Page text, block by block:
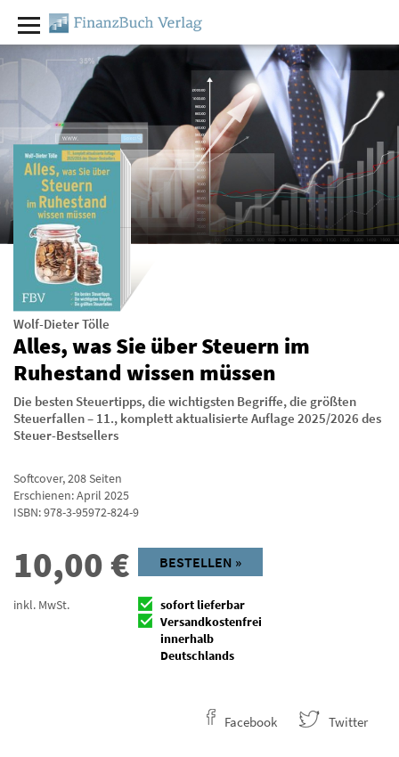
Wolf-Dieter Tölle
Alles, was Sie über Steuern im
Ruhestand wissen müssen
Die besten Steuertipps, die wichtigsten Begriffe, die größten
Steuerfallen – 11., komplett aktualisierte Auflage 2025/2026 des
Steuer-Bestsellers
Softcover,208Seiten
Erschienen: April 2025
ISBN:978-3-95972-824-9
10,00€
inkl. MwSt.
BESTELLEN »
sofort lieferbar
Versandkostenfrei
innerhalb
Deutschlands
Facebook Twitter